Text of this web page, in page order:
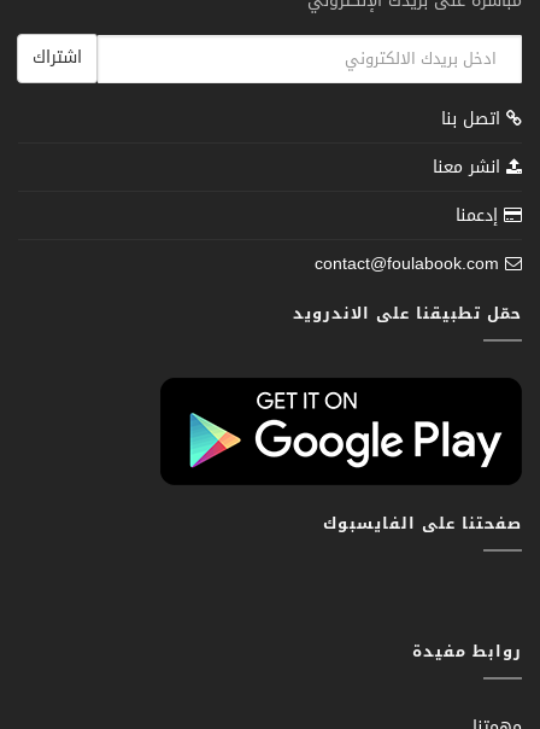
اشتراك
اتصل بنا
انشر معنا
إدعمنا
contact@foulabook.com
حمّل تطبيقنا على الاندرويد
صفحتنا على الفايسبوك
روابط مفيدة